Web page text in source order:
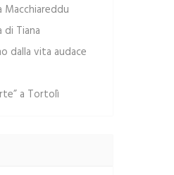
di Tiana
dalla vita audace
a Tortolì